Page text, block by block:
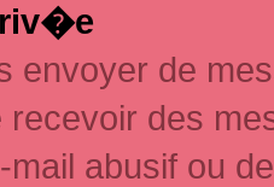
envoyer de
recevoir des
abusif ou